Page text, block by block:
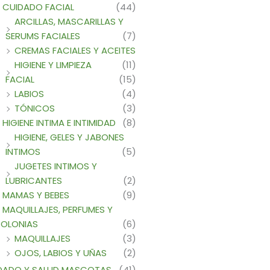
CUIDADO FACIAL
(44)
ARCILLAS, MASCARILLAS Y
SERUMS FACIALES
(7)
CREMAS FACIALES Y ACEITES
(11)
HIGIENE Y LIMPIEZA
FACIAL
(15)
LABIOS
(4)
TÓNICOS
(3)
HIGIENE INTIMA E INTIMIDAD
(8)
HIGIENE, GELES Y JABONES
INTIMOS
(5)
JUGETES INTIMOS Y
LUBRICANTES
(2)
MAMAS Y BEBES
(9)
MAQUILLAJES, PERFUMES Y
(6)
MAQUILLAJES
(3)
OJOS, LABIOS Y UÑAS
(2)